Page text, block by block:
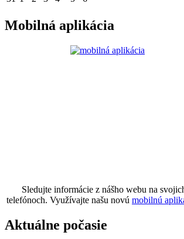
Mobilná aplikácia
Sledujte informácie z nášho webu na
telefónoch. Využívajte našu novú mobilnú
Aktuálne počasie